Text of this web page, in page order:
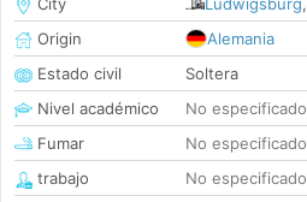
Origin
Alemania
Estado civil
Soltera
Nivel académico
No especificado
Fumar
No especificado
trabajo
No especificado